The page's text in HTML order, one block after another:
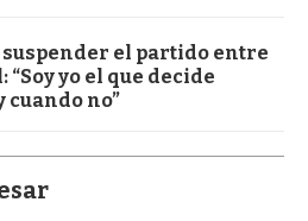
el partido entre
yo el que decide
cuando no”